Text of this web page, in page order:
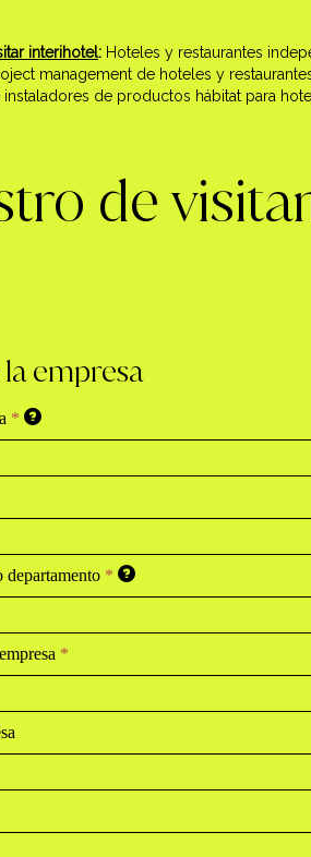
interihotel: Hoteles y restaurantes
management de hoteles y
de productos hábitat para
de
empresa
*
departamento *
*